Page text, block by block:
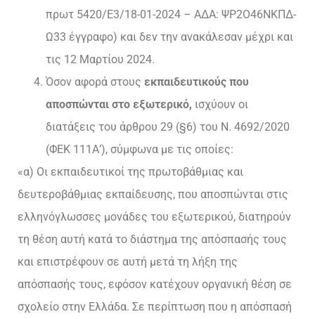
πρωτ 5420/Ε3/18-01-2024 – ΑΔΑ: ΨΡ2Ο46ΝΚΠΔ-
Ω33 έγγραφο) και δεν την ανακάλεσαν μέχρι και
τις 12 Μαρτίου 2024.
Όσον αφορά στους εκπαιδευτικούς που
αποσπώνται στο εξωτερικό, ισχύουν οι
διατάξεις του άρθρου 29 (§6) του Ν. 4692/2020
(ΦΕΚ 111Α’), σύμφωνα με τις οποίες:
«α) Οι εκπαιδευτικοί της πρωτοβάθμιας και
δευτεροβάθμιας εκπαίδευσης, που αποσπώνται στις
ελληνόγλωσσες μονάδες του εξωτερικού, διατηρούν
τη θέση αυτή κατά το διάστημα της απόσπασής τους
και επιστρέφουν σε αυτή μετά τη λήξη της
απόσπασής τους, εφόσον κατέχουν οργανική θέση σε
σχολείο στην Ελλάδα. Σε περίπτωση που η απόσπασή